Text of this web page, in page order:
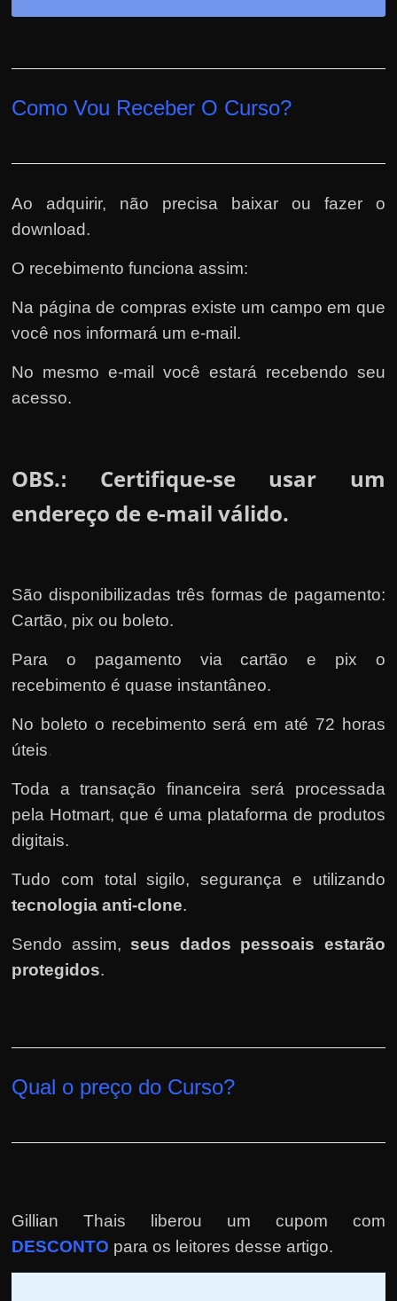
Como Vou Receber O Curso?
Ao adquirir, não precisa baixar ou fazer o
download.
O recebimento funciona assim:
Na página de compras existe um campo em que
você nos informará um e-mail.
No mesmo e-mail você estará recebendo seu
acesso.
OBS.:
Certifique-se usar um
endereço de e-mail válido.
São disponibilizadas três formas de pagamento:
Cartão, pix ou boleto.
Para o pagamento via cartão e pix o
recebimento é quase instantâneo.
No boleto o recebimento será em até 72 horas
úteis.
Toda a transação financeira será processada
pela Hotmart, que é uma plataforma de produtos
digitais.
Tudo com total sigilo, segurança e utilizando
tecnologia anti-clone.
Sendo assim, seus dados pessoais estarão
protegidos.
Qual o preço do Curso?
Gillian Thais liberou um cupom com
DESCONTO para os leitores desse artigo.